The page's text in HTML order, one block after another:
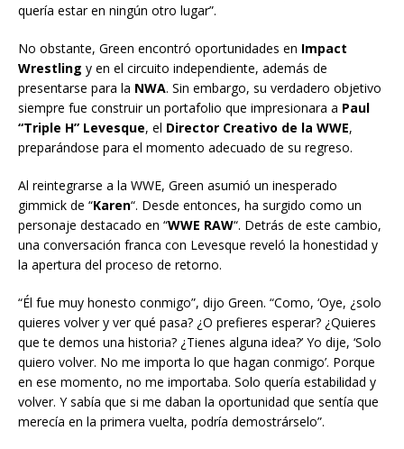
quería estar en ningún otro lugar”.
No obstante, Green encontró oportunidades en Impact
Wrestling y en el circuito independiente, además de
presentarse para la NWA. Sin embargo, su verdadero objetivo
siempre fue construir un portafolio que impresionara a Paul
“Triple H” Levesque, el Director Creativo de la WWE,
preparándose para el momento adecuado de su regreso.
Al reintegrarse a la WWE, Green asumió un inesperado
gimmick de “Karen“. Desde entonces, ha surgido como un
personaje destacado en “WWE RAW“. Detrás de este cambio,
una conversación franca con Levesque reveló la honestidad y
la apertura del proceso de retorno.
“Él fue muy honesto conmigo”, dijo Green. “Como, ‘Oye, ¿solo
quieres volver y ver qué pasa? ¿O prefieres esperar? ¿Quieres
que te demos una historia? ¿Tienes alguna idea?’ Yo dije, ‘Solo
quiero volver. No me importa lo que hagan conmigo’. Porque
en ese momento, no me importaba. Solo quería estabilidad y
volver. Y sabía que si me daban la oportunidad que sentía que
merecía en la primera vuelta, podría demostrárselo”.